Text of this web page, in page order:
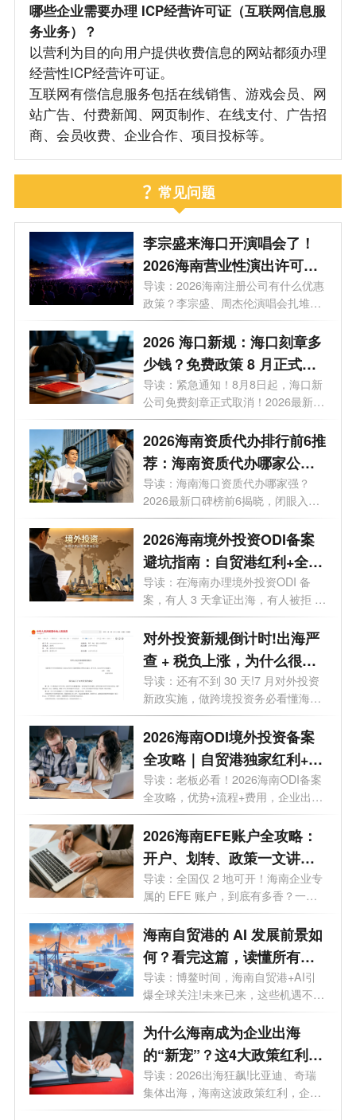
哪些企业需要办理 ICP经营许可证（互联网信息服
务业务）？
以营利为目的向用户提供收费信息的网站都须办理
经营性ICP经营许可证。
互联网有偿信息服务包括在线销售、游戏会员、网
站广告、付费新闻、网页制作、在线支付、广告招
商、会员收费、企业合作、项目投标等。
常见问题
李宗盛来海口开演唱会了！
2026海南营业性演出许可证
怎么办理？一文看懂海南演
艺补贴申报合规全流程
导读：2026海南注册公司有什么优惠
政策？李宗盛、周杰伦演唱会扎堆，
揭秘...
2026 海口新规：海口刻章多
少钱？免费政策 8 月正式取
消
导读：紧急通知！8月8日起，海口新
公司免费刻章正式取消！2026最新政
策，海...
2026海南资质代办排行前6推
荐：海南资质代办哪家公司
好？
导读：海南海口资质代办哪家强？
2026最新口碑榜前6揭晓，闭眼入。
你想在海...
2026海南境外投资ODI备案
避坑指南：自贸港红利+全流
程实操，28个问题一次讲透
导读：在海南办理境外投资ODI 备
案，有人 3 天拿证出海，有人被拒 5
次？28 ...
对外投资新规倒计时!出海严
查 + 税负上涨，为什么很多
老板都把 ODI备案落在海
南？
导读：还有不到 30 天!7 月对外投资
新政实施，做跨境投资务必看懂海南
政策...
2026海南ODI境外投资备案
全攻略｜自贸港独家红利+流
程+费用+靠谱机构
导读：老板必看！2026海南ODI备案
全攻略，优势+流程+费用，企业出海
看这一篇...
2026海南EFE账户全攻略：
开户、划转、政策一文讲
透，外贸老板必看
导读：全国仅 2 地可开！海南企业专
属的 EFE 账户，到底有多香？一文
讲透。...
海南自贸港的 AI 发展前景如
何？看完这篇，读懂所有机
遇
导读：博鳌时间，海南自贸港+AI引
爆全球关注!未来已来，这些机遇不容
错过...
为什么海南成为企业出海
的“新宠”？这4大政策红利
90%老板不知道
导读：2026出海狂飙!比亚迪、奇瑞
集体出海，海南这波政策红利，企业
老板再...